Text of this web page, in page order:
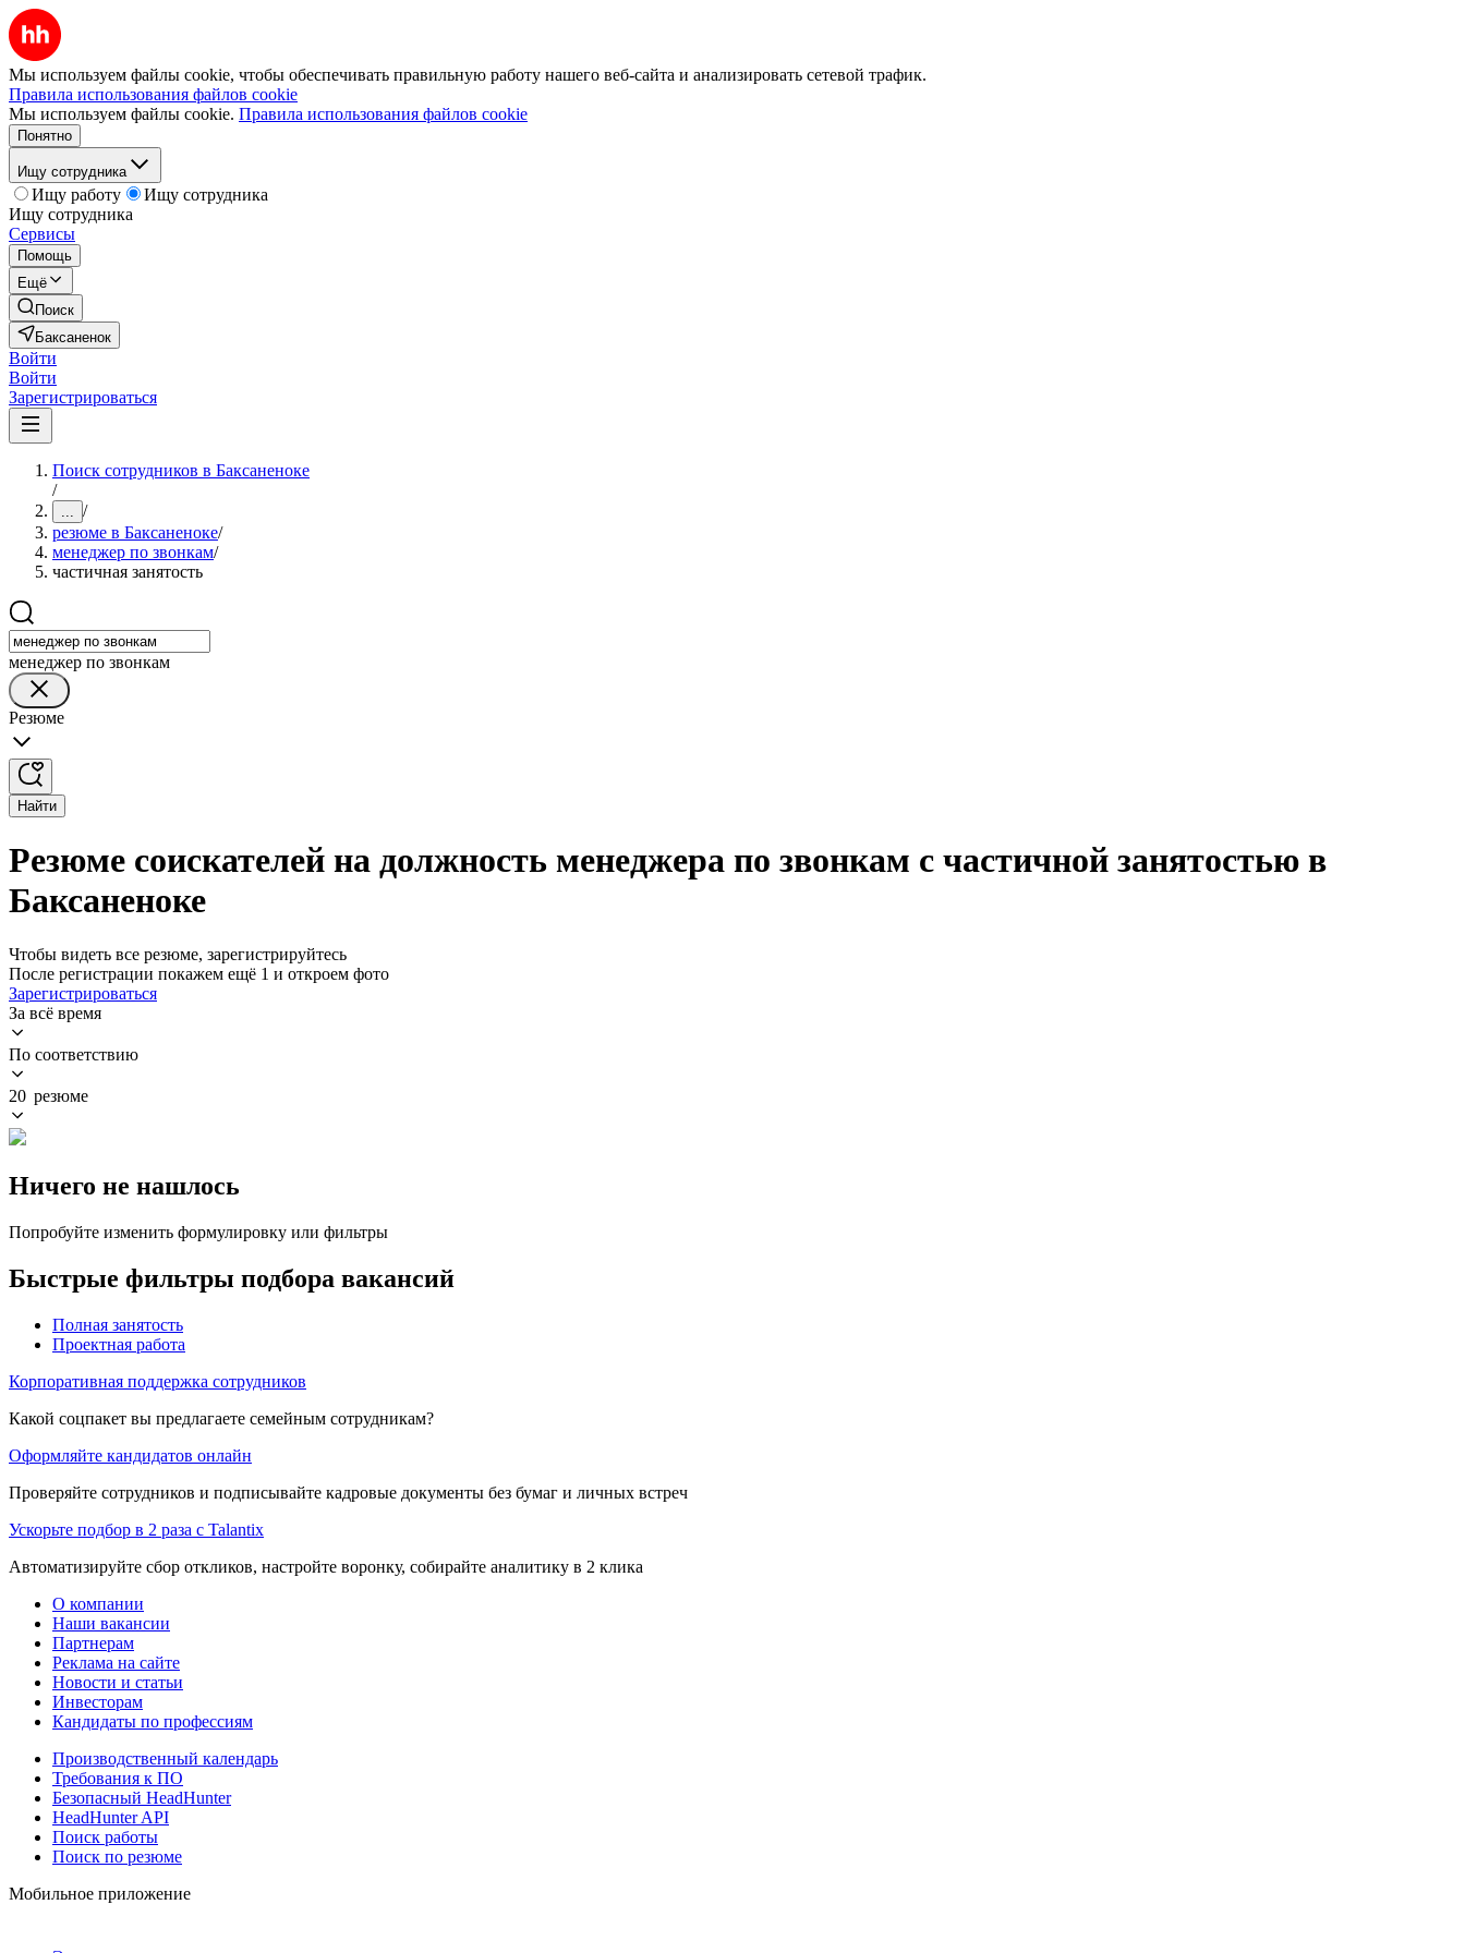
Мы используем файлы cookie, чтобы обеспечивать правильную работу нашего веб-сайта и анализировать сетевой трафик.
Правила использования файлов cookie
Мы используем файлы cookie. Правила использования файлов cookie
Понятно
Ищу сотрудника
Ищу работу
Ищу сотрудника
Ищу сотрудника
Сервисы
Помощь
Ещё
Поиск
Баксаненок
Войти
Войти
Зарегистрироваться
Поиск сотрудников в Баксаненоке
/
... /
резюме в Баксаненоке/
менеджер по звонкам/
частичная занятость
менеджер по звонкам
Резюме
Найти
Резюме соискателей на должность менеджера по звонкам с частичной занятостью в
Баксаненоке
Чтобы видеть все резюме, зарегистрируйтесь
После регистрации покажем ещё 1 и откроем фото
Зарегистрироваться
За всё время
По соответствию
20 резюме
Ничего не нашлось
Попробуйте изменить формулировку или фильтры
Быстрые фильтры подбора вакансий
Полная занятость
Проектная работа
Корпоративная поддержка сотрудников
Какой соцпакет вы предлагаете семейным сотрудникам?
Оформляйте кандидатов онлайн
Проверяйте сотрудников и подписывайте кадровые документы без бумаг и личных встреч
Ускорьте подбор в 2 раза с Talantix
Автоматизируйте сбор откликов, настройте воронку, собирайте аналитику в 2 клика
О компании
Наши вакансии
Партнерам
Реклама на сайте
Новости и статьи
Инвесторам
Кандидаты по профессиям
Производственный календарь
Требования к ПО
Безопасный HeadHunter
HeadHunter API
Поиск работы
Поиск по резюме
Мобильное приложение